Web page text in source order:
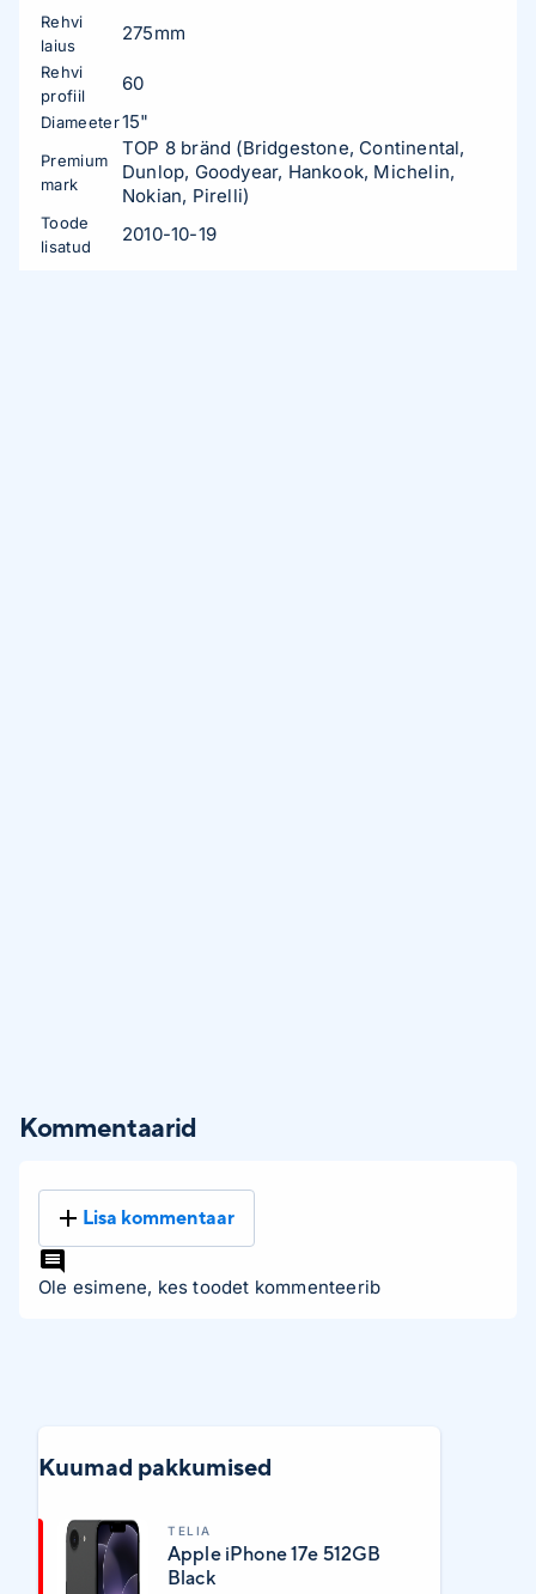
Rehvi
laius
275mm
Rehvi
profiil
60
Diameeter15"
Premium
mark
TOP 8 bränd (Bridgestone, Continental,
Dunlop, Goodyear, Hankook, Michelin,
Nokian, Pirelli)
Toode
lisatud
2010-10-19
Kommentaarid
Lisa kommentaar
Ole esimene, kes toodet kommenteerib
Kuumad pakkumised
TELIA
Apple iPhone 17e 512GB
Black